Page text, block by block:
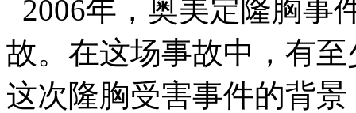
2006年，奥美定隆胸事
故。在这场事故中，有
这次隆胸受害事件的背